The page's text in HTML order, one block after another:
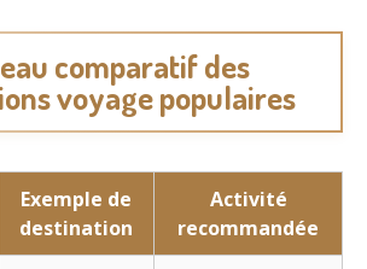
comparatif des
voyage populaires
Exemple de
destination
Activité
recommandée